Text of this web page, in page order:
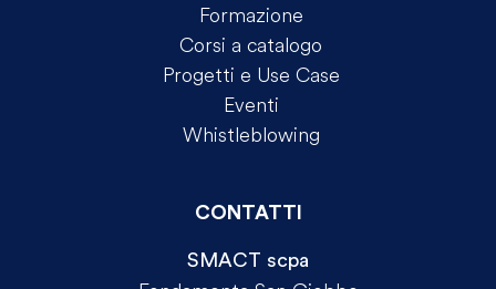
Formazione
Corsi a catalogo
Progetti e Use Case
Eventi
Whistleblowing
CONTATTI
SMACT scpa